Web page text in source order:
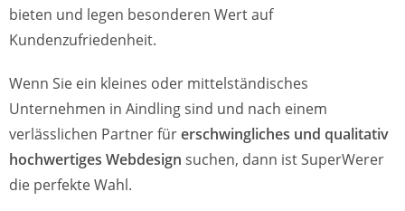
bieten und legen besonderen Wert auf
Kundenzufriedenheit.
Wenn Sie ein kleines oder mittelständisches
Unternehmen in Aindling sind und nach einem
verlässlichen Partner fürerschwingliches und qualitativ
hochwertiges Webdesign suchen, dann ist SuperWerer
die perfekte Wahl.